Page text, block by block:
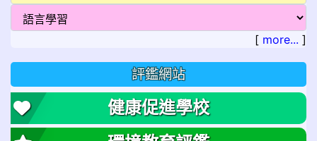
[ more... ]
評鑑網站
健康促進學校